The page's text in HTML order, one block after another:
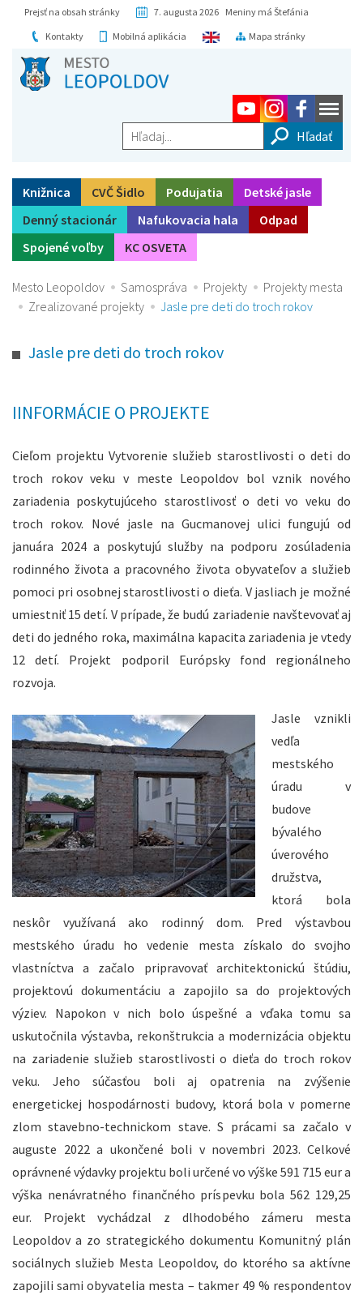
Prejsť na obsah stránky
7. augusta 2026 Meniny má Štefánia
Kontakty
Mobilná aplikácia Mapa stránky
Hľadaj...
Knižnica CVČ Šidlo Podujatia
Detské jasle
Denný stacionár
Nafukovacia hala
Odpad
Spojené voľby
KC OSVETA
Mesto Leopoldov Samospráva Projekty
Projekty mesta
Zrealizované projekty
Jasle pre deti do troch rokov
Jasle pre deti do troch rokov
IINFORMÁCIE O PROJEKTE
Cieľom projektu Vytvorenie služieb starostlivosti o deti do
troch rokov veku v meste Leopoldov bol vznik nového
zariadenia poskytujúceho starostlivosť o deti vo veku do
troch rokov. Nové jasle na Gucmanovej ulici fungujú od
januára 2024 a poskytujú služby na podporu zosúladenia
rodinného života a pracovného života obyvateľov a služieb
pomoci pri osobnej starostlivosti o dieťa. V jasliach je možné
umiestniť 15 detí. V prípade, že budú zariadenie navštevovať aj
deti do jedného roka, maximálna kapacita zariadenia je vtedy
12 detí. Projekt podporil Európsky fond regionálneho
rozvoja.
Jasle vznikli
vedľa
mestského
úradu v
budove
bývalého
úverového
družstva,
ktorá bola
neskôr využívaná ako rodinný dom. Pred výstavbou
mestského úradu ho vedenie mesta získalo do svojho
vlastníctva a začalo pripravovať architektonickú štúdiu,
projektovú dokumentáciu a zapojilo sa do projektových
výziev. Napokon v nich bolo úspešné a vďaka tomu sa
uskutočnila výstavba, rekonštrukcia a modernizácia objektu
na zariadenie služieb starostlivosti o dieťa do troch rokov
veku. Jeho súčasťou boli aj opatrenia na zvýšenie
energetickej hospodárnosti budovy, ktorá bola v pomerne
zlom stavebno-technickom stave. S prácami sa začalo v
auguste 2022 a ukončené boli v novembri 2023. Celkové
oprávnené výdavky projektu boli určené vo výške 591 715 eur a
výška nenávratného finančného príspevku bola 562 129,25
eur. Projekt vychádzal z dlhodobého zámeru mesta
Leopoldov a zo strategického dokumentu Komunitný plán
sociálnych služieb Mesta Leopoldov, do ktorého sa aktívne
zapojili sami obyvatelia mesta – takmer 49 % respondentov